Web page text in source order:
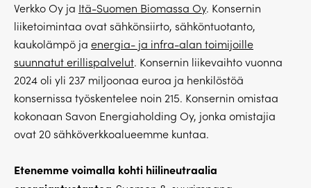
Verkko Oy ja Itä-Suomen Biomassa Oy. Konsernin
liiketoimintaa ovat sähkönsiirto, sähköntuotanto,
kaukolämpö ja energia- ja infra-alan toimijoille
suunnatut erillispalvelut. Konsernin liikevaihto vuonna
2024 oli yli 237 miljoonaa euroa ja henkilöstöä
konsernissa työskentelee noin 215. Konsernin omistaa
kokonaan Savon Energiaholding Oy, jonka omistajia
ovat 20 sähköverkkoalueemme kuntaa.
Etenemme voimalla kohti hiilineutraalia